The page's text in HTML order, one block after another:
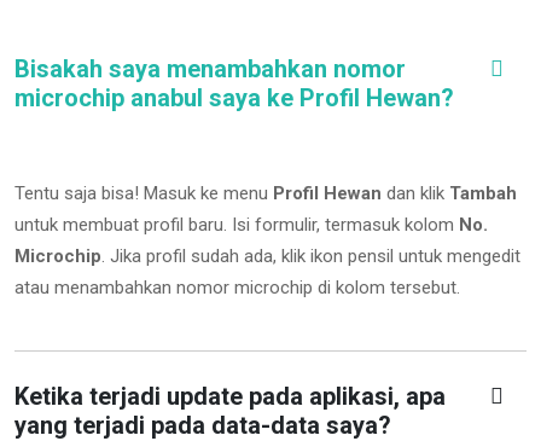
Bisakah saya menambahkan nomor
microchip anabul saya ke Profil Hewan?
Tentu saja bisa! Masuk ke menu Profil Hewan dan klik Tambah
untuk membuat profil baru. Isi formulir, termasuk kolom No.
Microchip. Jika profil sudah ada, klik ikon pensil untuk mengedit
atau menambahkan nomor microchip di kolom tersebut.
Ketika terjadi update pada aplikasi, apa
yang terjadi pada data-data saya?